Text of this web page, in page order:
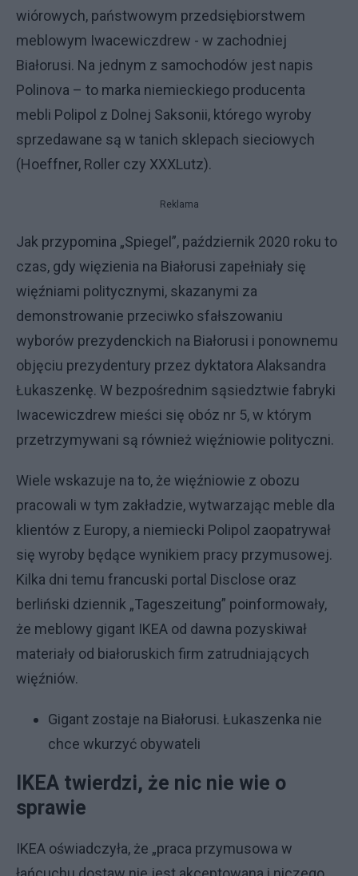
wiórowych, państwowym przedsiębiorstwem
meblowym Iwacewiczdrew - w zachodniej
Białorusi. Na jednym z samochodów jest napis
Polinova – to marka niemieckiego producenta
mebli Polipol z Dolnej Saksonii, którego wyroby
sprzedawane są w tanich sklepach sieciowych
(Hoeffner, Roller czy XXXLutz).
Reklama
Jak przypomina „Spiegel”, październik 2020 roku to
czas, gdy więzienia na Białorusi zapełniały się
więźniami politycznymi, skazanymi za
demonstrowanie przeciwko sfałszowaniu
wyborów prezydenckich na Białorusi i ponownemu
objęciu prezydentury przez dyktatora Alaksandra
Łukaszenkę. W bezpośrednim sąsiedztwie fabryki
Iwacewiczdrew mieści się obóz nr 5, w którym
przetrzymywani są również więźniowie polityczni.
Wiele wskazuje na to, że więźniowie z obozu
pracowali w tym zakładzie, wytwarzając meble dla
klientów z Europy, a niemiecki Polipol zaopatrywał
się wyroby będące wynikiem pracy przymusowej.
Kilka dni temu francuski portal Disclose oraz
berliński dziennik „Tageszeitung” poinformowały,
że meblowy gigant IKEA od dawna pozyskiwał
materiały od białoruskich firm zatrudniających
więźniów.
Gigant zostaje na Białorusi. Łukaszenka nie
chce wkurzyć obywateli
IKEA twierdzi, że nic nie wie o
sprawie
IKEA oświadczyła, że „praca przymusowa w